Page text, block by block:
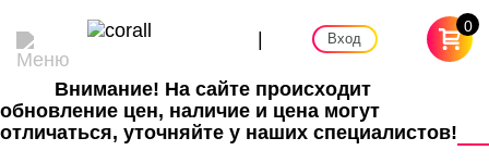
| Вход
0
Внимание! На сайте происходит
обновление цен, наличие и цена могут
отличаться, уточняйте у наших специалистов!